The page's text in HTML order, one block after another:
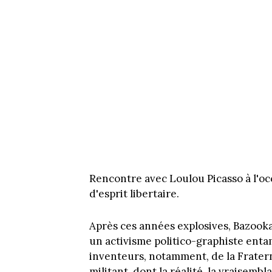
Rencontre avec Loulou Picasso à
d'esprit libertaire.
Après ces années explosives,
un activisme politico-graphiste
inventeurs, notamment, de la